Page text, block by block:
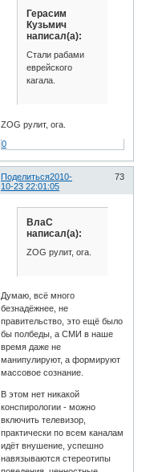
Герасим
Кузьмич
написал(а):
Стали рабами
еврейского
кагала.
ZOG рулит, ога.
0
Поделиться 73
2010-
10-23 22:01:05
ВлаС
написал(а):
ZOG рулит, ога.
Думаю, всё много
безнадёжнее, не
правительство, это ещё было
бы полбеды, а СМИ в наше
время даже не
манипулируют, а формируют
массовое сознание.
В этом нет никакой
конспирологии - можно
включить телевизор,
практически по всем каналам
идёт внушение, успешно
навязываются стереотипы